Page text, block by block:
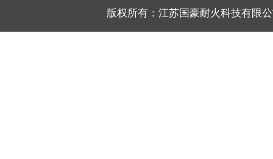
版权所有：江苏国豪耐火科技有限